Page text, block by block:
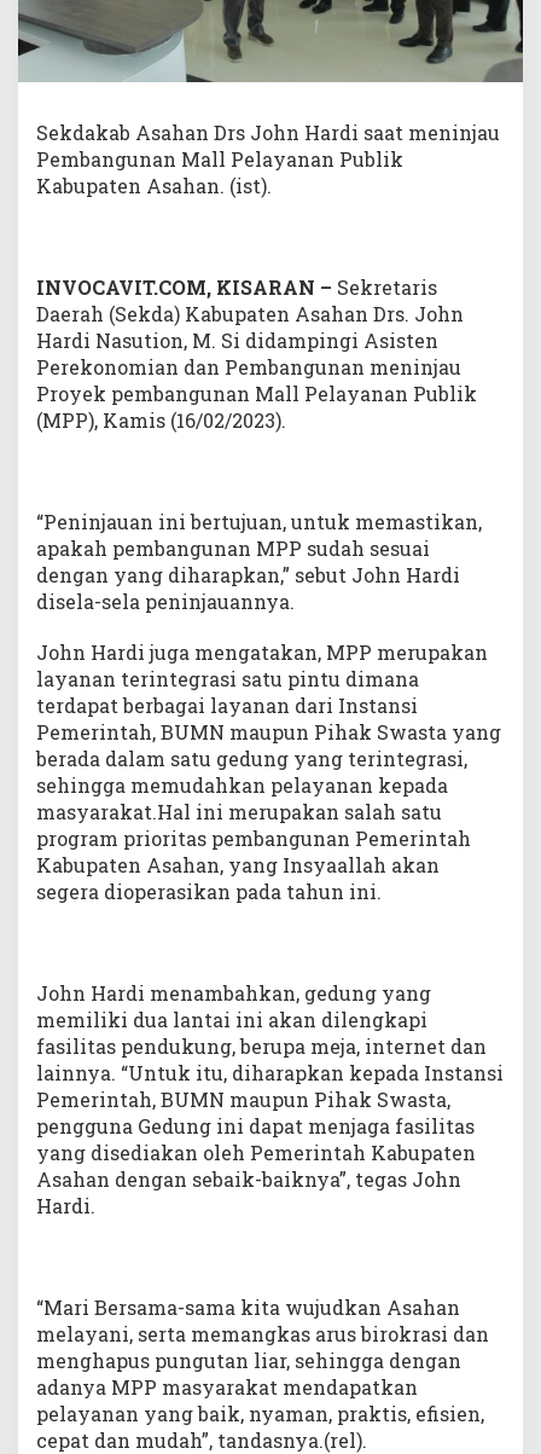
b
g
a
n
M
P
e
l
a
y
n
a
b
l
i
k
Sekdakab Asahan Drs John Hardi saat meninjau
Pembangunan Mall Pelayanan Publik
Kabupaten Asahan. (ist).
INVOCAVIT.COM, KISARAN – Sekretaris
Daerah (Sekda) Kabupaten Asahan Drs. John
Hardi Nasution, M. Si didampingi Asisten
Perekonomian dan Pembangunan meninjau
Proyek pembangunan Mall Pelayanan Publik
(MPP), Kamis (16/02/2023).
“Peninjauan ini bertujuan, untuk memastikan,
apakah pembangunan MPP sudah sesuai
dengan yang diharapkan,” sebut John Hardi
disela-sela peninjauannya.
John Hardi juga mengatakan, MPP merupakan
layanan terintegrasi satu pintu dimana
terdapat berbagai layanan dari Instansi
Pemerintah, BUMN maupun Pihak Swasta yang
berada dalam satu gedung yang terintegrasi,
sehingga memudahkan pelayanan kepada
masyarakat.Hal ini merupakan salah satu
program prioritas pembangunan Pemerintah
Kabupaten Asahan, yang Insyaallah akan
segera dioperasikan pada tahun ini.
John Hardi menambahkan, gedung yang
memiliki dua lantai ini akan dilengkapi
fasilitas pendukung, berupa meja, internet dan
lainnya. “Untuk itu, diharapkan kepada Instansi
Pemerintah, BUMN maupun Pihak Swasta,
pengguna Gedung ini dapat menjaga fasilitas
yang disediakan oleh Pemerintah Kabupaten
Asahan dengan sebaik-baiknya”, tegas John
Hardi.
“Mari Bersama-sama kita wujudkan Asahan
melayani, serta memangkas arus birokrasi dan
menghapus pungutan liar, sehingga dengan
adanya MPP masyarakat mendapatkan
pelayanan yang baik, nyaman, praktis, efisien,
cepat dan mudah”, tandasnya.(rel).